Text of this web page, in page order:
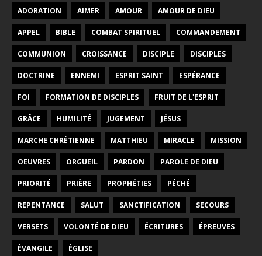
ADORATION AIMER AMOUR AMOUR DE DIEU
APPEL BIBLE COMBAT SPIRITUEL COMMANDEMENT
COMMUNION CROISSANCE DISCIPLE DISCIPLES
DOCTRINE ENNEMI ESPRIT SAINT ESPÉRANCE
FOI FORMATION DE DISCIPLES FRUIT DE L'ESPRIT
GRÂCE HUMILITÉ JUGEMENT JÉSUS
MARCHE CHRÉTIENNE MATTHIEU MIRACLE MISSION
OEUVRES ORGUEIL PARDON PAROLE DE DIEU
PRIORITÉ PRIÈRE PROPHÉTIES PÉCHÉ
REPENTANCE SALUT SANCTIFICATION SECOURS
VERSETS VOLONTÉ DE DIEU ÉCRITURES ÉPREUVES
ÉVANGILE ÉGLISE